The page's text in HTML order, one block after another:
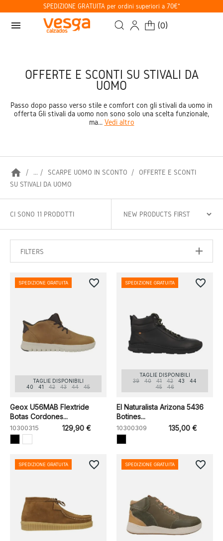
SPEDIZIONE GRATUITA per ordini superiori a 70€*
menu (0)
OFFERTE E SCONTI SU STIVALI DA
UOMO
Passo dopo passo verso stile e comfort con gli stivali da uomo in
offerta Gli stivali da uomo non sono solo una scelta funzionale,
ma... Vedi altro
home ... SCARPE UOMO IN SCONTO
OFFERTE E SCONTI
SU STIVALI DA UOMO
CI SONO 11 PRODOTTI
FILTERS
TAGLIE DISPONIBILI
40
41 42 43 44 45
Geox U56MAB Flextride
Botas Cordones...
10300315 129,90 €
SPEDIZIONE GRATUITA favorite_border
TAGLIE DISPONIBILI
39
40 41 42 43
44
45
46
El Naturalista Arizona 5436
Botines...
10300309 135,00 €
SPEDIZIONE GRATUITA favorite_border
SPEDIZIONE GRATUITA favorite_border SPEDIZIONE GRATUITA favorite_border